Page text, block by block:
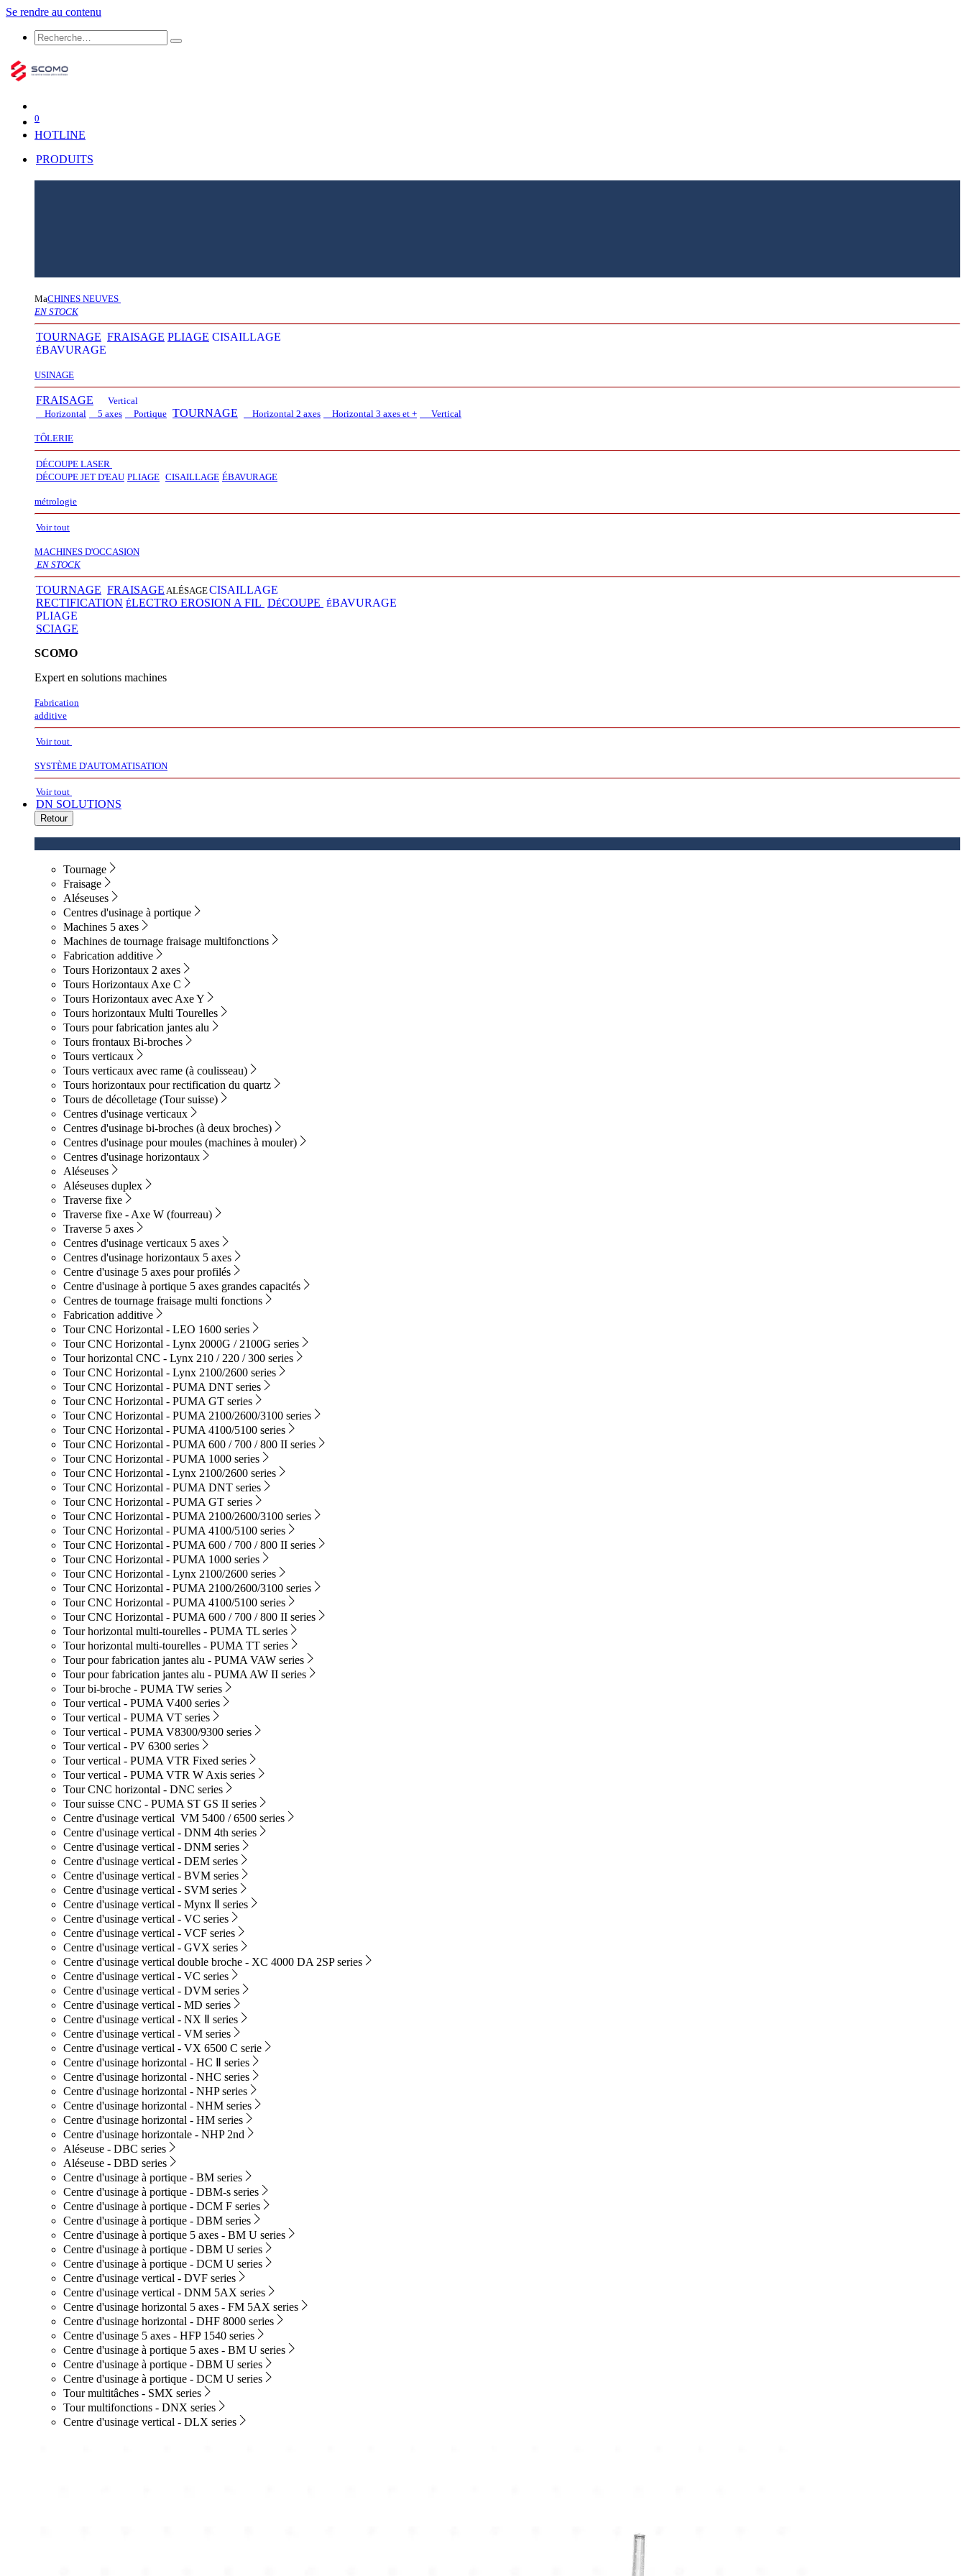
Se rendre au contenu
0
HOTLINE
PRODUITS
MaCHINES NEUVES
EN STOCK
TOURNAGE FRAISAGE PLIAGE CISAILLAGE
ÉBAVURAGE
USINAGE
FRAISAGE
Vertical
Horizontal
5 axes Portique TOURNAGE Horizontal 2 axes Horizontal 3 axes et + Vertical​
TÔLERIE
DÉCOUPE LASER
DÉCOUPE JET D'EAU PLIAGE CISAILLAGE ÉBAVURAGE
métrologie
Voir tout
MACHINES D'OCCASION
EN STOCK
TOURNAGE FRAISAGE ALÉSAGECISAILLAGE
RECTIFICATION ÉLECTRO EROSION A FIL DÉCOUPE ÉBAVURAGE
PLIAGE
SCIAGE
SCOMO
Expert en solutions machines
Fabrication
additive
Voir tout
SYSTÈME D'AUTOMATISATION
Voir tout
DN SOLUTIONS
Retour
Tournage
Fraisage
Aléseuses
Centres d'usinage à portique
Machines 5 axes
Machines de tournage fraisage multifonctions
Fabrication additive
Tours Horizontaux 2 axes
Tours Horizontaux Axe C
Tours Horizontaux avec Axe Y
Tours horizontaux Multi Tourelles
Tours pour fabrication jantes alu
Tours frontaux Bi-broches
Tours verticaux
Tours verticaux avec rame (à coulisseau)
Tours horizontaux pour rectification du quartz
Tours de décolletage (Tour suisse)
Centres d'usinage verticaux
Centres d'usinage bi-broches (à deux broches)
Centres d'usinage pour moules (machines à mouler)
Centres d'usinage horizontaux
Aléseuses
Aléseuses duplex
Traverse fixe
Traverse fixe - Axe W (fourreau)
Traverse 5 axes
Centres d'usinage verticaux 5 axes
Centres d'usinage horizontaux 5 axes
Centre d'usinage 5 axes pour profilés
Centre d'usinage à portique 5 axes grandes capacités
Centres de tournage fraisage multi fonctions
Fabrication additive
Tour CNC Horizontal - LEO 1600 series
Tour CNC Horizontal - Lynx 2000G / 2100G series
Tour horizontal CNC - Lynx 210 / 220 / 300 series
Tour CNC Horizontal - Lynx 2100/2600 series
Tour CNC Horizontal - PUMA DNT series
Tour CNC Horizontal - PUMA GT series
Tour CNC Horizontal - PUMA 2100/2600/3100 series
Tour CNC Horizontal - PUMA 4100/5100 series
Tour CNC Horizontal - PUMA 600 / 700 / 800 II series
Tour CNC Horizontal - PUMA 1000 series
Tour CNC Horizontal - Lynx 2100/2600 series
Tour CNC Horizontal - PUMA DNT series
Tour CNC Horizontal - PUMA GT series
Tour CNC Horizontal - PUMA 2100/2600/3100 series
Tour CNC Horizontal - PUMA 4100/5100 series
Tour CNC Horizontal - PUMA 600 / 700 / 800 II series
Tour CNC Horizontal - PUMA 1000 series
Tour CNC Horizontal - Lynx 2100/2600 series
Tour CNC Horizontal - PUMA 2100/2600/3100 series
Tour CNC Horizontal - PUMA 4100/5100 series
Tour CNC Horizontal - PUMA 600 / 700 / 800 II series
Tour horizontal multi-tourelles - PUMA TL series
Tour horizontal multi-tourelles - PUMA TT series
Tour pour fabrication jantes alu - PUMA VAW series
Tour pour fabrication jantes alu - PUMA AW II series
Tour bi-broche - PUMA TW series
Tour vertical - PUMA V400 series
Tour vertical - PUMA VT series
Tour vertical - PUMA V8300/9300 series
Tour vertical - PV 6300 series
Tour vertical - PUMA VTR Fixed series
Tour vertical - PUMA VTR W Axis series
Tour CNC horizontal - DNC series
Tour suisse CNC - PUMA ST GS II series
Centre d'usinage vertical VM 5400 / 6500 series
Centre d'usinage vertical - DNM 4th series
Centre d'usinage vertical - DNM series
Centre d'usinage vertical - DEM series
Centre d'usinage vertical - BVM series
Centre d'usinage vertical - SVM series
Centre d'usinage vertical - Mynx Ⅱ series
Centre d'usinage vertical - VC series
Centre d'usinage vertical - VCF series
Centre d'usinage vertical - GVX series
Centre d'usinage vertical double broche - XC 4000 DA 2SP series
Centre d'usinage vertical - VC series
Centre d'usinage vertical - DVM series
Centre d'usinage vertical - MD series
Centre d'usinage vertical - NX Ⅱ series
Centre d'usinage vertical - VM series
Centre d'usinage vertical - VX 6500 C serie
Centre d'usinage horizontal - HC Ⅱ series
Centre d'usinage horizontal - NHC series
Centre d'usinage horizontal - NHP series
Centre d'usinage horizontal - NHM series
Centre d'usinage horizontal - HM series
Centre d'usinage horizontale - NHP 2nd
Aléseuse - DBC series
Aléseuse - DBD series
Centre d'usinage à portique - BM series
Centre d'usinage à portique - DBM-s series
Centre d'usinage à portique - DCM F series
Centre d'usinage à portique - DBM series
Centre d'usinage à portique 5 axes - BM U series
Centre d'usinage à portique - DBM U series
Centre d'usinage à portique - DCM U series
Centre d'usinage vertical - DVF series
Centre d'usinage vertical - DNM 5AX series
Centre d'usinage horizontal 5 axes - FM 5AX series
Centre d'usinage horizontal - DHF 8000 series
Centre d'usinage 5 axes - HFP 1540 series
Centre d'usinage à portique 5 axes - BM U series
Centre d'usinage à portique - DBM U series
Centre d'usinage à portique - DCM U series
Tour multitâches - SMX series
Tour multifonctions - DNX series
Centre d'usinage vertical - DLX series